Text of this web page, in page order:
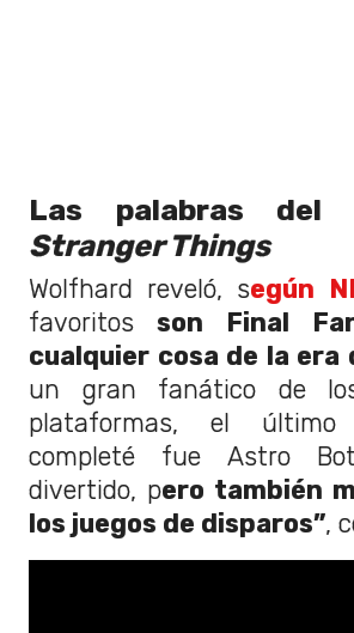
Las palabras del
Stranger Things
Wolfhard reveló, según
favoritos son Final
cualquier cosa de la era
un gran fanático de
plataformas, el
completé fue Astro
divertido, pero también
los juegos de disparos”,